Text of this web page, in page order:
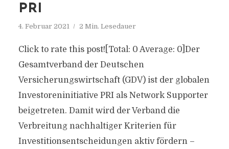
PRI
4. Februar 2021 2 Min. Lesedauer
Click to rate this post![Total: 0 Average: 0]Der
Gesamtverband der Deutschen
Versicherungswirtschaft (GDV) ist der globalen
Investoreninitiative PRI als Network Supporter
beigetreten. Damit wird der Verband die
Verbreitung nachhaltiger Kriterien für
Investitionsentscheidungen aktiv fördern –